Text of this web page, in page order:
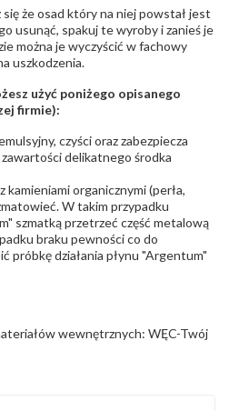
że osad który na niej powstał jest
usunąć, spakuj te wyroby i zanieś je
można je wyczyścić w fachowy
uszkodzenia.
użyć poniżego opisanego
firmie):
czyści oraz zabezpiecza
delikatnego środka
organicznymi (perła,
W takim przypadku
szmatką przetrzeć część metalową
braku pewności co do
próbkę działania płynu "Argentum"
wewnętrznych: WĘC-Twój